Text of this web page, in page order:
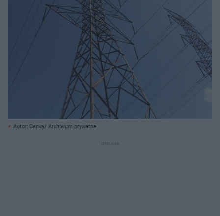
Autor: Canva/ Archiwum prywatne